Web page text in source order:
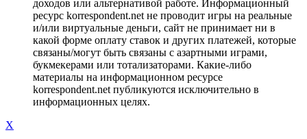
доходов или альтернативой работе. Информационный
ресурс korrespondent.net не проводит игры на реальные
и/или виртуальные деньги, сайт не принимает ни в
какой форме оплату ставок и других платежей, которые
связаны/могут быть связаны с азартными играми,
букмекерами или тотализаторами. Какие-либо
материалы на информационном ресурсе
korrespondent.net публикуются исключительно в
информационных целях.
X